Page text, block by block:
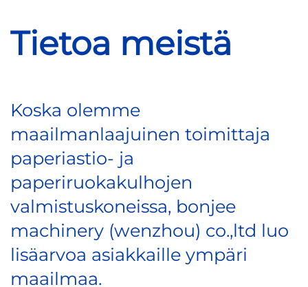
Tietoa meistä
Koska olemme
maailmanlaajuinen toimittaja
paperiastio- ja
paperiruokakulhojen
valmistuskoneissa, bonjee
machinery (wenzhou) co.,ltd luo
lisäarvoa asiakkaille ympäri
maailmaa.